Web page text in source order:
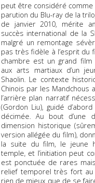
peut être considéré comme
parution du Blu-ray de la
de janvier 2010, mérite
succès international de la
malgré un remontage
pas très fidèle à l’esprit du
chambre est un grand film
aux arts martiaux d’un
Shaolin. Le contexte
Chinois par les Mandchous
l’arrière plan narratif
(Gordon Liu), guidé
décimée. Au bout d’une
dimension historique
version allégée du film),
la suite du film, le jeune
temple, et l’initiation peut
est ponctuée de rares
relief temporel très fort
rien de mieux que de se